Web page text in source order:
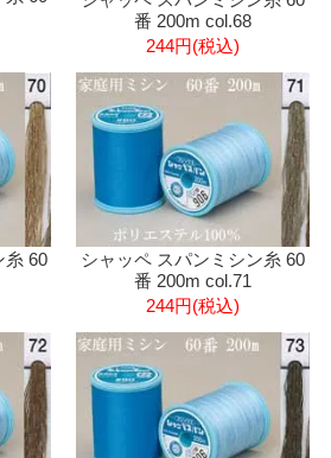
番 200m col.68
244円(税込)
糸 60
シャッペ スパンミシン糸 60
番 200m col.71
244円(税込)